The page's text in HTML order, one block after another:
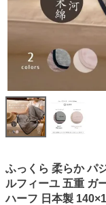
ふっくら 柔らか パ
ルフィーユ 五重 ガ
ハーフ 日本製